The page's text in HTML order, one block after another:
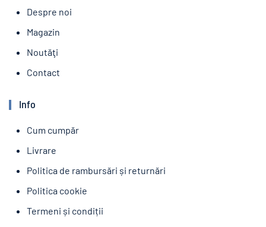
Despre noi
Magazin
Noutăţi
Contact
Info
Cum cumpăr
Livrare
Politica de rambursări și returnări
Politica cookie
Termeni și condiții